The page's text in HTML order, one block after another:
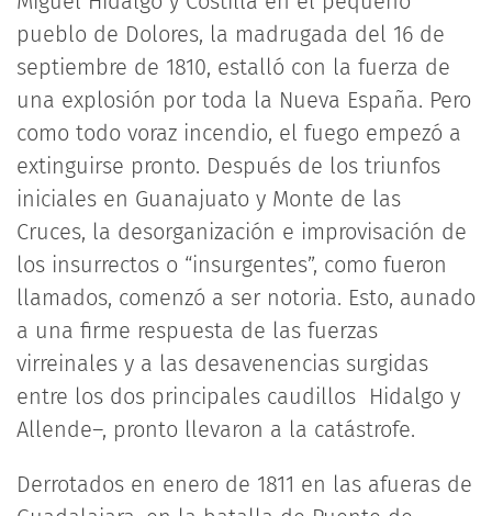
pueblo de Dolores, la madrugada del 16 de
septiembre de 1810, estalló con la fuerza de
una explosión por toda la Nueva España. Pero
como todo voraz incendio, el fuego empezó a
extinguirse pronto. Después de los triunfos
iniciales en Guanajuato y Monte de las
Cruces, la desorganización e improvisación de
los insurrectos o “insurgentes”, como fueron
llamados, comenzó a ser notoria. Esto, aunado
a una firme respuesta de las fuerzas
virreinales y a las desavenencias surgidas
entre los dos principales caudillos Hidalgo y
Allende–, pronto llevaron a la catástrofe.
Derrotados en enero de 1811 en las afueras de